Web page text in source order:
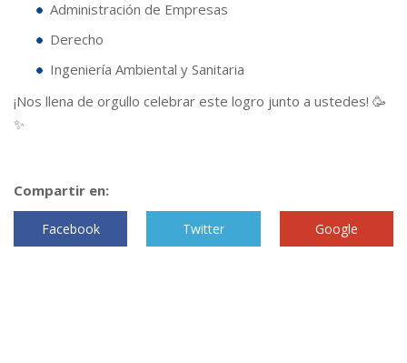
Administración de Empresas
Derecho
Ingeniería Ambiental y Sanitaria
¡Nos llena de orgullo celebrar este logro junto a ustedes! 🥳
✨
Compartir en:
Facebook Twitter Google